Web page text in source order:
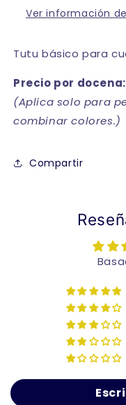
Ver información
Tutu básico para
Precio por docena:
(Aplica solo para
combinar colores.)
Compartir